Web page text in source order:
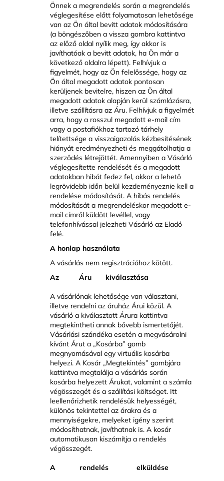
Önnek a megrendelés során a megrendelés
véglegesítése előtt folyamatosan lehetősége
van az Ön által bevitt adatok módosítására
(a böngészőben a vissza gombra kattintva
az előző oldal nyílik meg, így akkor is
javíthatóak a bevitt adatok, ha Ön már a
következő oldalra lépett). Felhívjuk a
figyelmét, hogy az Ön felelőssége, hogy az
Ön által megadott adatok pontosan
kerüljenek bevitelre, hiszen az Ön által
megadott adatok alapján kerül számlázásra,
illetve szállításra az Áru. Felhívjuk a figyelmét
arra, hogy a rosszul megadott e-mail cím
vagy a postafiókhoz tartozó tárhely
telítettsége a visszaigazolás kézbesítésének
hiányát eredményezheti és meggátolhatja a
szerződés létrejöttét. Amennyiben a Vásárló
véglegesítette rendelését és a megadott
adatokban hibát fedez fel, akkor a lehető
legrövidebb időn belül kezdeményeznie kell a
rendelése módosítását. A hibás rendelés
módosítását a megrendeléskor megadott e-
mail címről küldött levéllel, vagy
telefonhívással jelezheti Vásárló az Eladó
felé.
A honlap használata
A vásárlás nem regisztrációhoz kötött.
Az Áru kiválasztása
A vásárlónak lehetősége van választani,
illetve rendelni az áruház Árui közül. A
vásárló a kiválasztott Árura kattintva
megtekintheti annak bővebb ismertetőjét.
Vásárlási szándéka esetén a megvásárolni
kívánt Árut a „Kosárba” gomb
megnyomásával egy virtuális kosárba
helyezi. A Kosár „Megtekintés” gombjára
kattintva megtalálja a vásárlás során
kosárba helyezett Árukat, valamint a számla
végösszegét és a szállítási költséget. Itt
leellenőrizhetik rendelésük helyességét,
különös tekintettel az árakra és a
mennyiségekre, melyeket igény szerint
módosíthatnak, javíthatnak is. A kosár
automatikusan kiszámítja a rendelés
végösszegét.
A rendelés elküldése